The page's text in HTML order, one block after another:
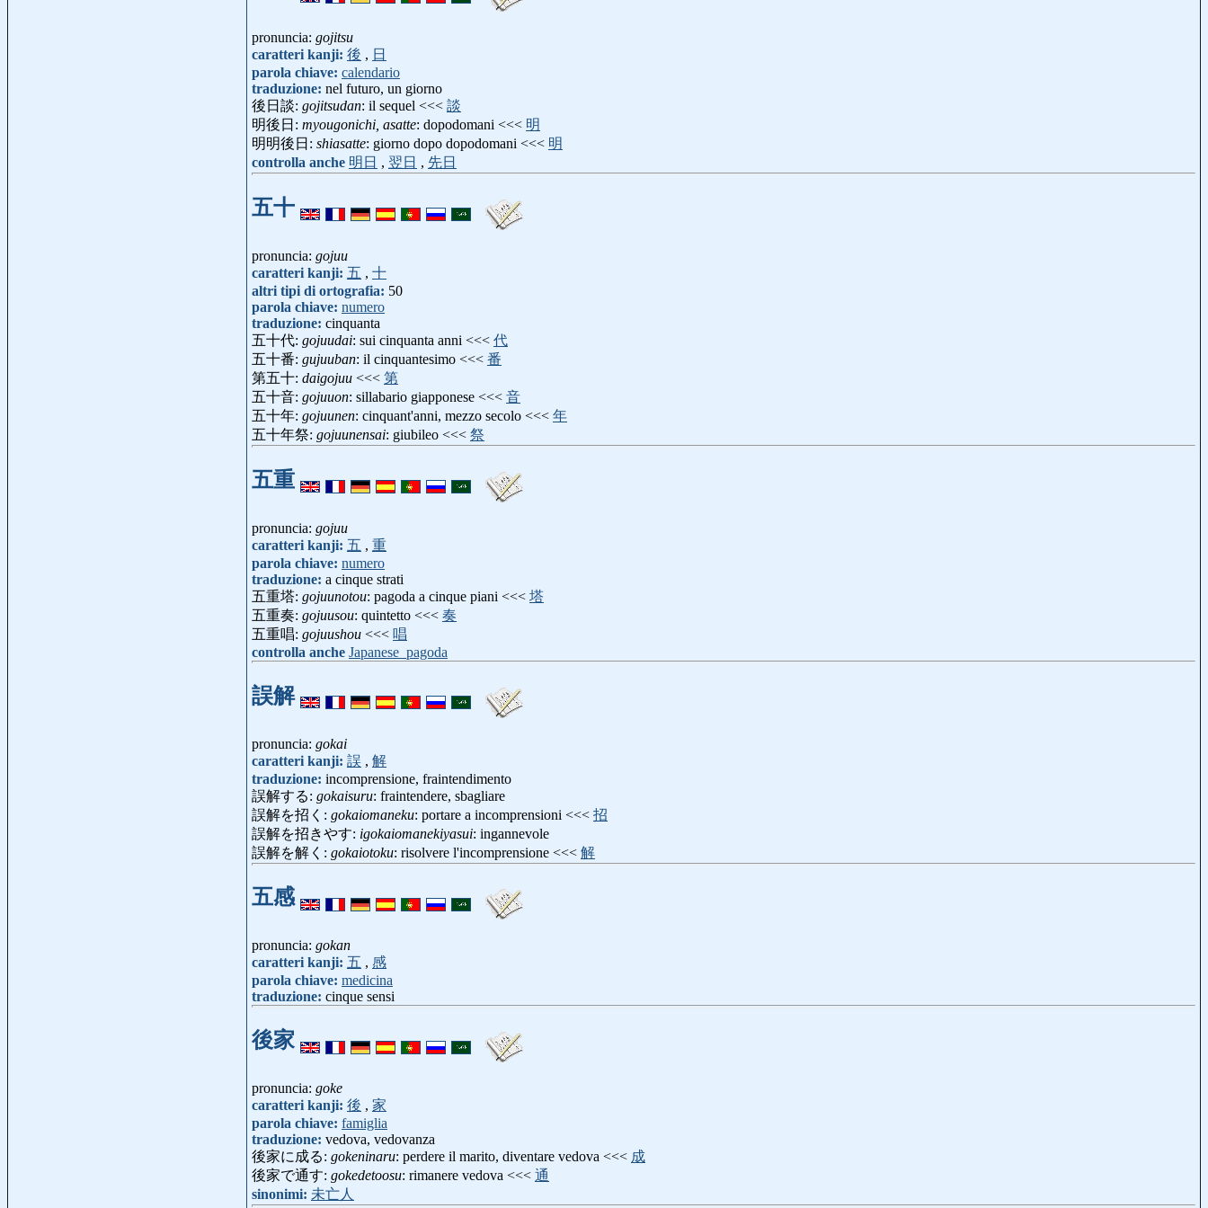
pronuncia: gojitsu
caratteri kanji: 後 , 日
parola chiave: calendario
traduzione: nel futuro, un giorno
後日談: gojitsudan: il sequel <<< 談
明後日: myougonichi, asatte: dopodomani <<< 明
明明後日: shiasatte: giorno dopo dopodomani <<< 明
controlla anche 明日 , 翌日 , 先日
五十
pronuncia: gojuu
caratteri kanji: 五 , 十
altri tipi di ortografia: 50
parola chiave: numero
traduzione: cinquanta
五十代: gojuudai: sui cinquanta anni <<< 代
五十番: gujuuban: il cinquantesimo <<< 番
第五十: daigojuu <<< 第
五十音: gojuuon: sillabario giapponese <<< 音
五十年: gojuunen: cinquant'anni, mezzo secolo <<< 年
五十年祭: gojuunensai: giubileo <<< 祭
五重
pronuncia: gojuu
caratteri kanji: 五 , 重
parola chiave: numero
traduzione: a cinque strati
五重塔: gojuunotou: pagoda a cinque piani <<< 塔
五重奏: gojuusou: quintetto <<< 奏
五重唱: gojuushou <<< 唱
controlla anche Japanese_pagoda
誤解
pronuncia: gokai
caratteri kanji: 誤 , 解
traduzione: incomprensione, fraintendimento
誤解する: gokaisuru: fraintendere, sbagliare
誤解を招く: gokaiomaneku: portare a incomprensioni <<< 招
誤解を招きやす: igokaiomanekiyasui: ingannevole
誤解を解く: gokaiotoku: risolvere l'incomprensione <<< 解
五感
pronuncia: gokan
caratteri kanji: 五 , 感
parola chiave: medicina
traduzione: cinque sensi
後家
pronuncia: goke
caratteri kanji: 後 , 家
parola chiave: famiglia
traduzione: vedova, vedovanza
後家に成る: gokeninaru: perdere il marito, diventare vedova <<< 成
後家で通す: gokedetoosu: rimanere vedova <<< 通
sinonimi: 未亡人